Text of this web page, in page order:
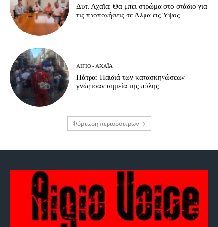
Δυτ. Αχαϊα: Θα μπει στρώμα στο στάδιο για
τις προπονήσεις σε Άλμα εις Ύψος
ΑΊΓΙΟ - ΑΧΑΪ́Α
Πάτρα: Παιδιά των κατασκηνώσεων
γνώρισαν σημεία της πόλης
Φόρτωση περισσοτέρων